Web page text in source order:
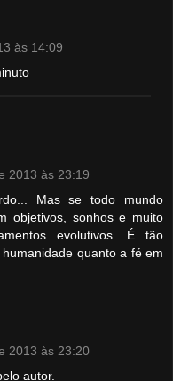
às 14:09
2013 às 23:19
Mas se todo mundo
objetivos, sonhos e muito
evolutivos. É tão
quanto a fé em
2013 às 23:20
autor.